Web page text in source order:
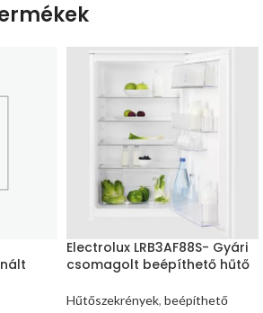
Electrolux LRB3AF88S- Gyári
csomagolt beépíthető hűtő
Hűtőszekrények, beépíthető